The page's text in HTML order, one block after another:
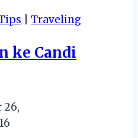
Traveling
ke Candi
26,